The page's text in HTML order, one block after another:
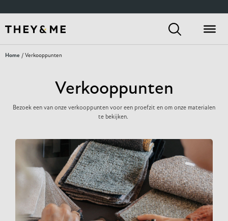
Home / Verkooppunten
Verkooppunten
Bezoek een van onze verkooppunten voor een proefzit en om onze materialen
te bekijken.